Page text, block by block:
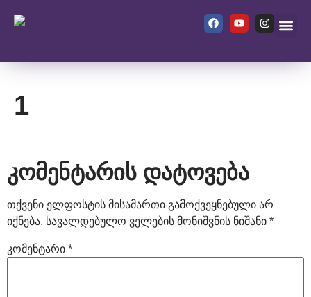
1
კომენტარის დატოვება
თქვენი ელფოსტის მისამართი გამოქვეყნებული არ
იქნება. სავალდებულო ველების მონიშვნის ნიშანი *
კომენტარი *